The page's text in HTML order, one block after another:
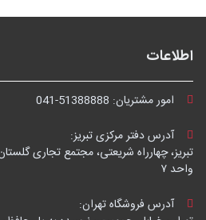
اطلاعات
امور مشتریان: 041-51388888
آدرس دفتر مرکزی تبریز:
تبریز، چهارراه شریعتی، مجتمع تجاری
واحد ۷
آدرس فروشگاه تهران: